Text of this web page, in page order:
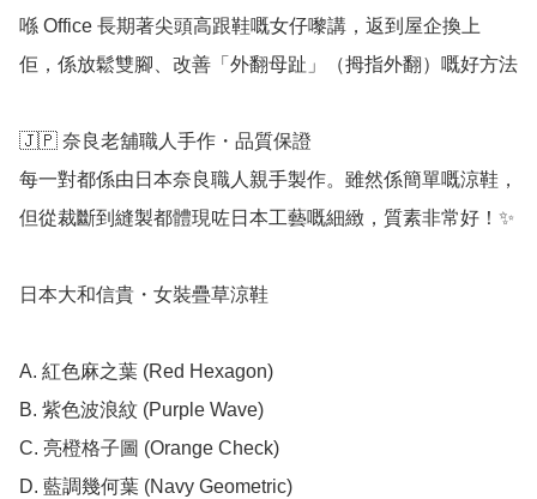
喺 Office 長期著尖頭高跟鞋嘅女仔嚟講，返到屋企換上
佢，係放鬆雙腳、改善「外翻母趾」（拇指外翻）嘅好方法
🇯🇵 奈良老舖職人手作・品質保證
每一對都係由日本奈良職人親手製作。雖然係簡單嘅涼鞋，
但從裁斷到縫製都體現咗日本工藝嘅細緻，質素非常好！✨
日本大和信貴・女裝疊草涼鞋
A. 紅色麻之葉 (Red Hexagon)
B. 紫色波浪紋 (Purple Wave)
C. 亮橙格子圖 (Orange Check)
D. 藍調幾何葉 (Navy Geometric)